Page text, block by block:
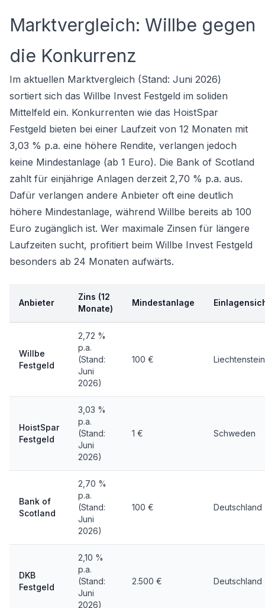
Marktvergleich: Willbe gegen
die Konkurrenz
Im aktuellen Marktvergleich (Stand: Juni 2026)
sortiert sich das Willbe Invest Festgeld im soliden
Mittelfeld ein. Konkurrenten wie das HoistSpar
Festgeld bieten bei einer Laufzeit von 12 Monaten mit
3,03 % p.a. eine höhere Rendite, verlangen jedoch
keine Mindestanlage (ab 1 Euro). Die Bank of Scotland
zahlt für einjährige Anlagen derzeit 2,70 % p.a. aus.
Dafür verlangen andere Anbieter oft eine deutlich
höhere Mindestanlage, während Willbe bereits ab 100
Euro zugänglich ist. Wer maximale Zinsen für längere
Laufzeiten sucht, profitiert beim Willbe Invest Festgeld
besonders ab 24 Monaten aufwärts.
Anbieter
Zins (12
Monate)
Mindestanlage
Willbe
Festgeld
2,72 %
p.a.
(Stand:
Juni
2026)
100 € Liechtenstein
HoistSpar
Festgeld
3,03 %
p.a.
(Stand:
Juni
2026)
1 € Schweden
Bank of
Scotland
2,70 %
p.a.
(Stand:
Juni
2026)
100 € Deutschland
DKB
Festgeld
2,10 %
p.a.
(Stand:
Juni
2026)
2.500 € Deutschland